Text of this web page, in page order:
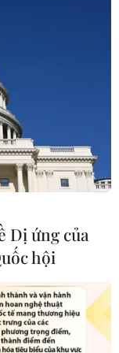
Dị ứng của
hội